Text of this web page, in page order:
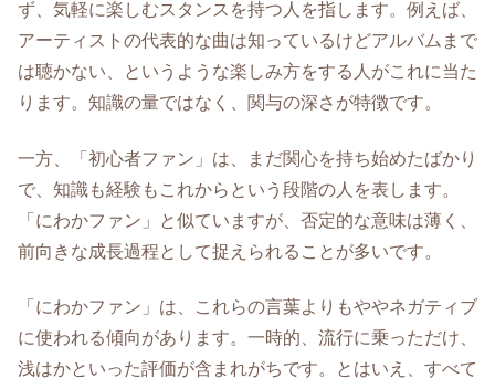
ず、気軽に楽しむスタンスを持つ人を指します。例えば、
アーティストの代表的な曲は知っているけどアルバムまで
は聴かない、というような楽しみ方をする人がこれに当た
ります。知識の量ではなく、関与の深さが特徴です。
一方、「初心者ファン」は、まだ関心を持ち始めたばかり
で、知識も経験もこれからという段階の人を表します。
「にわかファン」と似ていますが、否定的な意味は薄く、
前向きな成長過程として捉えられることが多いです。
「にわかファン」は、これらの言葉よりもややネガティブ
に使われる傾向があります。一時的、流行に乗っただけ、
浅はかといった評価が含まれがちです。とはいえ、すべて